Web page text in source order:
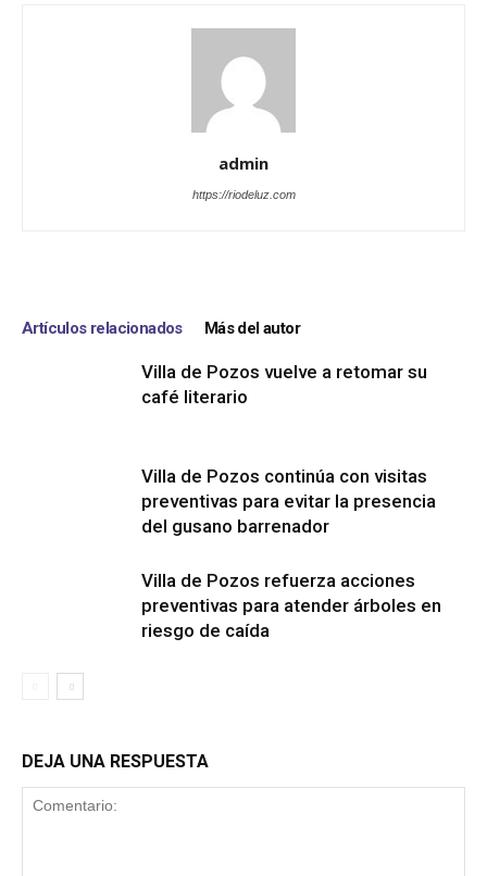
admin
https://riodeluz.com
Artículos relacionados Más del autor
Villa de Pozos vuelve a retomar su
café literario
Villa de Pozos continúa con visitas
preventivas para evitar la presencia
del gusano barrenador
Villa de Pozos refuerza acciones
preventivas para atender árboles en
riesgo de caída
DEJA UNA RESPUESTA